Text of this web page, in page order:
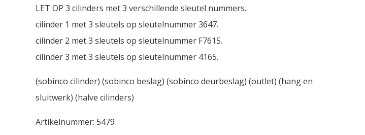
LET OP 3 cilinders met 3 verschillende sleutel nummers.
cilinder 1 met 3 sleutels op sleutelnummer 3647.
cilinder 2 met 3 sleutels op sleutelnummer F7615.
cilinder 3 met 3 sleutels op sleutelnummer 4165.
(sobinco cilinder) (sobinco beslag) (sobinco deurbeslag) (outlet) (hang en
sluitwerk) (halve cilinders)
Artikelnummer: 5479